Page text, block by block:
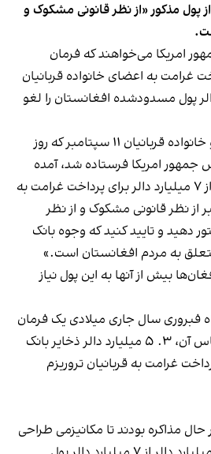
پول مذکور «از نظر قانونی مشکوک و
امریکا می‌خواهند که فرمان
غرامت به اعضای خانواده قربانیان
۷ میلیارد دالر پول مسدودشده افغانستان را لغو
در نامه نزدیک به ۸۰ عضو خانواده‌ قربانیان ۱۱ سپتامبر که روز
به رئیس جمهور امریکا فرستاده شد، آمده
است: «هر گونه استفاده از ۷ میلیارد دالر برای پرداخت غرامت به
۱۱ سپتامبر از نظر قانونی مشکوک و از نظر
دهید و تایید کنید که وجوه بانک
به مردم افغانستان است.»
بیش از آنها به این پول نیاز
فبروری سال جاری میلادی یک فرمان
اجرایی صادر کرد که بر اساس آن، ۳. ۵ میلیارد دالر ذخایر بانک
غرامت به قربانیان تروریزم
حال مذاکره بودند تا مکانیزمی طراحی